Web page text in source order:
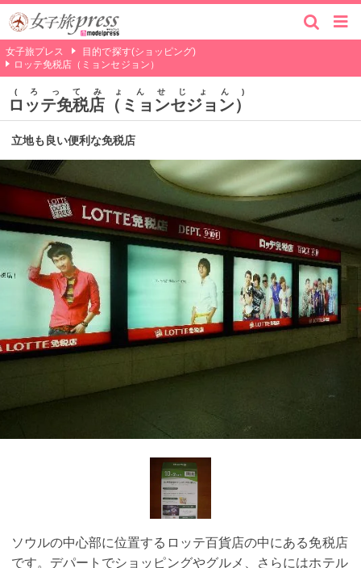
女子旅プレス
目的で探す(ショッピング)
ロッテ免税店（ミョンセジョン）
ロッテ免税店（ミョンセジョン）
ろってみょんせじょん
立地も良い便利な免税店
ソウルの中心部に位置するロッテ百貨店の中にある免税店
です。デパートでショッピングやグルメ、さらにはホテル